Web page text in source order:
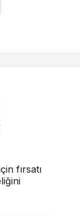
fırsatı